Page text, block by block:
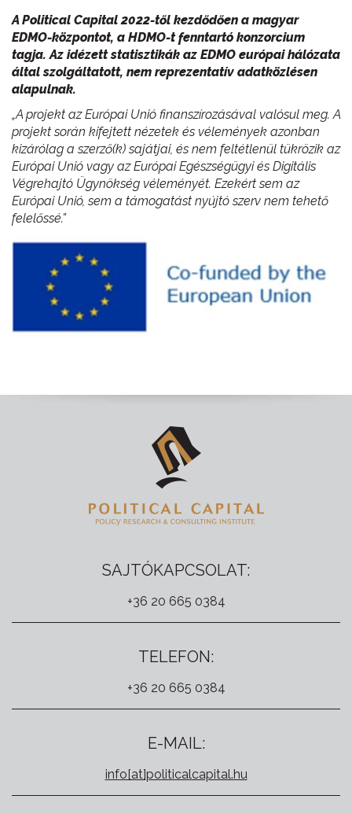
A Political Capital 2022-től kezdődően a magyar
EDMO-központot, a HDMO-t fenntartó konzorcium
tagja. Az idézett statisztikák az EDMO európai hálózata
által szolgáltatott, nem reprezentatív adatközlésen
alapulnak.
„A projekt az Európai Unió finanszírozásával valósul meg. A
projekt során kifejtett nézetek és vélemények azonban
kizárólag a szerző(k) sajátjai, és nem feltétlenül tükrözik az
Európai Unió vagy az Európai Egészségügyi és Digitális
Végrehajtó Ügynökség véleményét. Ezekért sem az
Európai Unió, sem a támogatást nyújtó szerv nem tehető
felelőssé.”
SAJTÓKAPCSOLAT:
+36 20 665 0384
TELEFON:
+36 20 665 0384
E-MAIL:
info[at]politicalcapital.hu